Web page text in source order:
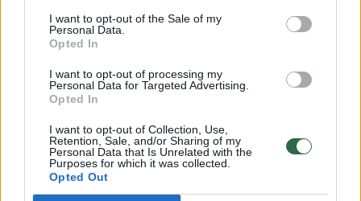
I want to opt-out of the Sale of my
Personal Data.
Opted In
I want to opt-out of processing my
Personal Data for Targeted Advertising.
Opted In
I want to opt-out of Collection, Use,
Retention, Sale, and/or Sharing of my
Personal Data that Is Unrelated with the
Purposes for which it was collected.
Opted Out
teismui.
ELTA primena, kad Vilniaus apygardos
teismas nagrinėjo civilinę bylą, kurioje
Arlauskienės iš viso siekė prisiteisti beveik
356 tūkst. eurų siekiančią skolą, delspinigius
ir palūkanas.